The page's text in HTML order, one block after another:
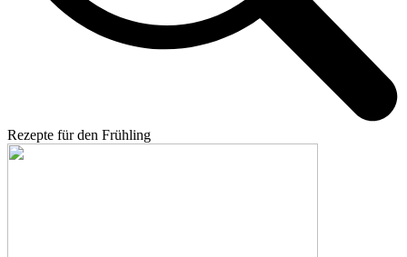
Rezepte für den Frühling